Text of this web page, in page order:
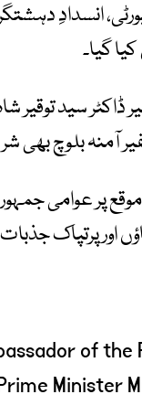
انسدادِ
گیا۔
ڈاکٹر سید
آمنہ بلوچ بھی
پر عوامی
پرتپاک جذبات
of the
Minister